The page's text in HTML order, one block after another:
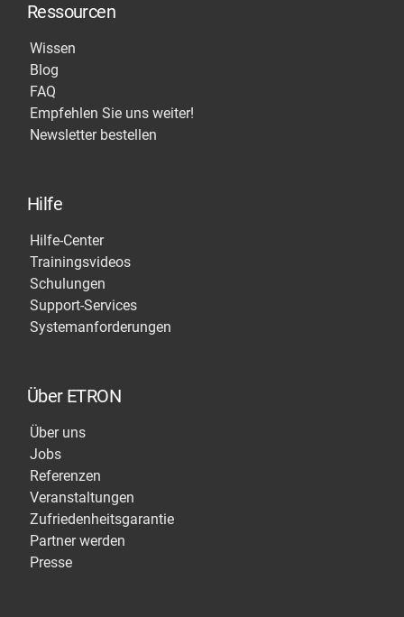
Ressourcen
Wissen
Blog
FAQ
Empfehlen Sie uns weiter!
Newsletter bestellen
Hilfe
Hilfe-Center
Trainingsvideos
Schulungen
Support-Services
Systemanforderungen
Über ETRON
Über uns
Jobs
Referenzen
Veranstaltungen
Zufriedenheitsgarantie
Partner werden
Presse